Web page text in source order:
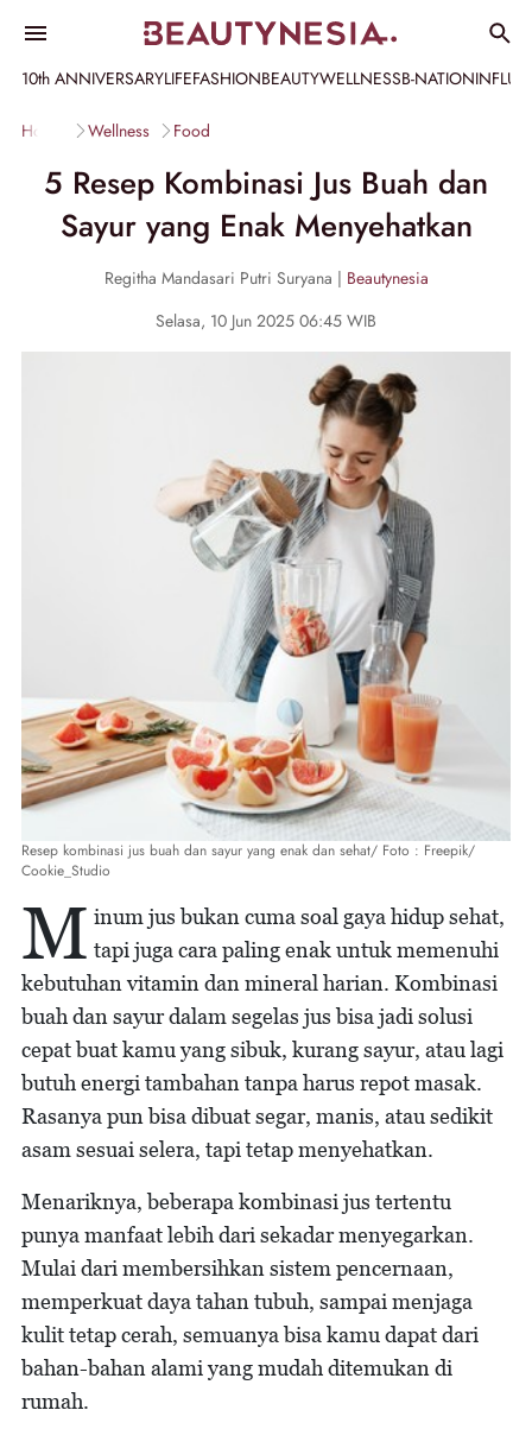
10th ANNIVERSARYLIFEFASHIONBEAUTYWELLNESSB-NATION
Home Wellness Food
5 Resep Kombinasi Jus Buah dan
Sayur yang Enak Menyehatkan
Regitha Mandasari Putri Suryana | Beautynesia
Selasa, 10 Jun 2025 06:45 WIB
Resep kombinasi jus buah dan sayur yang enak dan sehat/ Foto : Freepik/
Cookie_Studio
M inum jus bukan cuma soal gaya hidup sehat,
tapi juga cara paling enak untuk memenuhi
kebutuhan vitamin dan mineral harian. Kombinasi
buah dan sayur dalam segelas jus bisa jadi solusi
cepat buat kamu yang sibuk, kurang sayur, atau lagi
butuh energi tambahan tanpa harus repot masak.
Rasanya pun bisa dibuat segar, manis, atau sedikit
asam sesuai selera, tapi tetap menyehatkan.
Menariknya, beberapa kombinasi jus tertentu
punya manfaat lebih dari sekadar menyegarkan.
Mulai dari membersihkan sistem pencernaan,
memperkuat daya tahan tubuh, sampai menjaga
kulit tetap cerah, semuanya bisa kamu dapat dari
bahan-bahan alami yang mudah ditemukan di
rumah.